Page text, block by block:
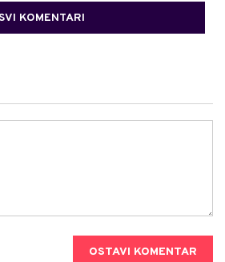
KOMENTARI
OSTAVI KOMENTAR